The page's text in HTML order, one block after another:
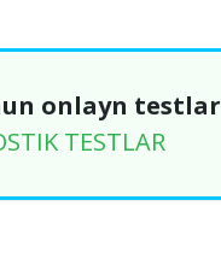
onlayn testlar
TESTLAR